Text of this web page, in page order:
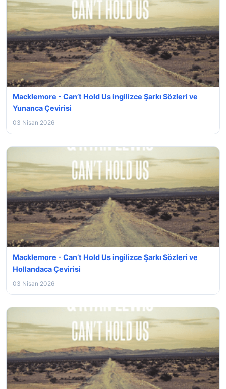
Macklemore - Can’t Hold Us ingilizce Şarkı Sözleri ve
Yunanca Çevirisi
03 Nisan 2026
Macklemore - Can’t Hold Us ingilizce Şarkı Sözleri ve
Hollandaca Çevirisi
03 Nisan 2026